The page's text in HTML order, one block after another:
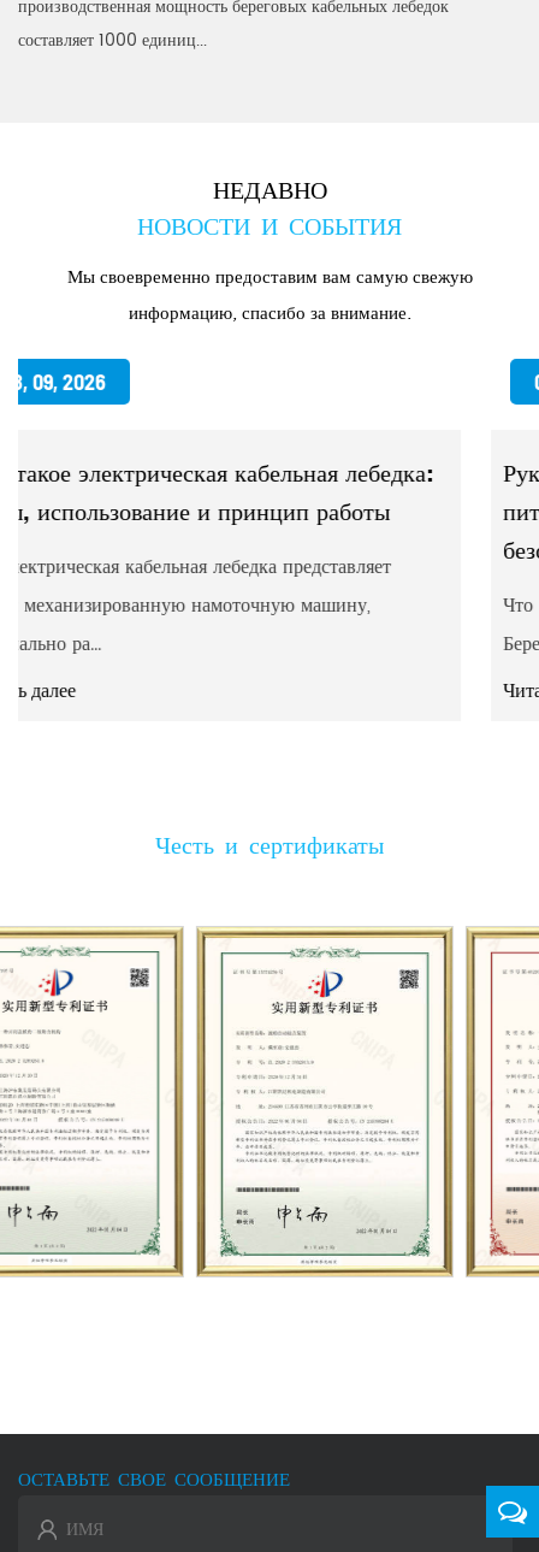
производственная мощность береговых кабельных лебедок
составляет 1000 единиц...
НЕДАВНО
НОВОСТИ И СОБЫТИЯ
Мы своевременно предоставим вам самую свежую
информацию, спасибо за внимание.
Руководство по береговому источнику
питания: определение размеров,
Что на самом деле делает береговой источник
Береговое электроснабжение — это соединение,
Честь и сертификаты
ОСТАВЬТЕ СВОЕ СООБЩЕНИЕ